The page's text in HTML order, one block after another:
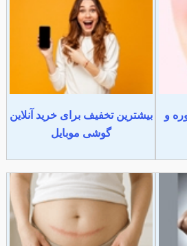
و
بیشترین تخفیف برای خرید آنلاین
گوشی موبایل